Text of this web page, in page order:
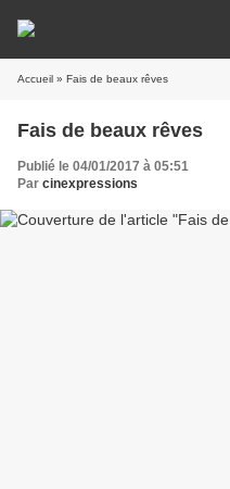
Accueil » Fais de beaux rêves
Fais de beaux rêves
Publié le 04/01/2017 à 05:51
Par cinexpressions